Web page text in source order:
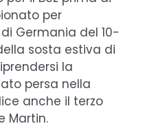
per
Germania del 10-
sosta estiva di
la
persa nella
anche il terzo
Martin.